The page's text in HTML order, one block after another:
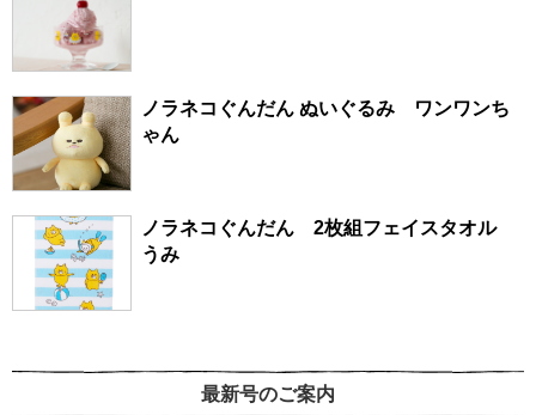
ノラネコぐんだん ぬいぐるみ ワンワンち
ゃん
ノラネコぐんだん 2枚組フェイスタオル
うみ
最新号のご案内